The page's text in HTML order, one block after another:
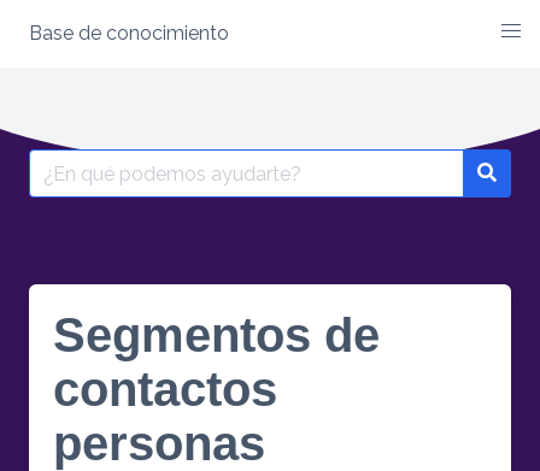
Base de conocimiento
Segmentos de
contactos
personas